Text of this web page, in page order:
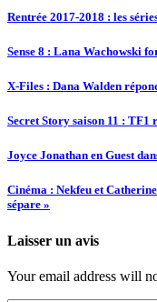
Rentrée 2017-2018 : les
Sense 8 : Lana Wachowski
X-Files : Dana Walden
Secret Story saison 11 : TF1
Joyce Jonathan en Guest
Cinéma : Nekfeu et
sépare »
Laisser un avis
Your email address will